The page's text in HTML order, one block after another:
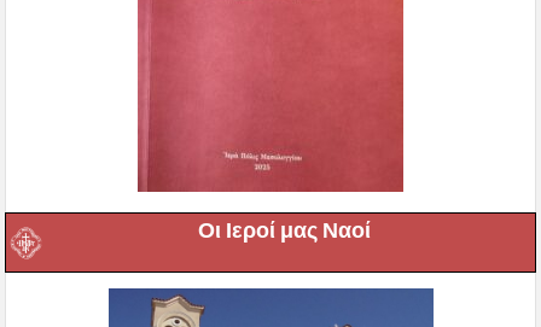
Οι Ιεροί μας Ναοί